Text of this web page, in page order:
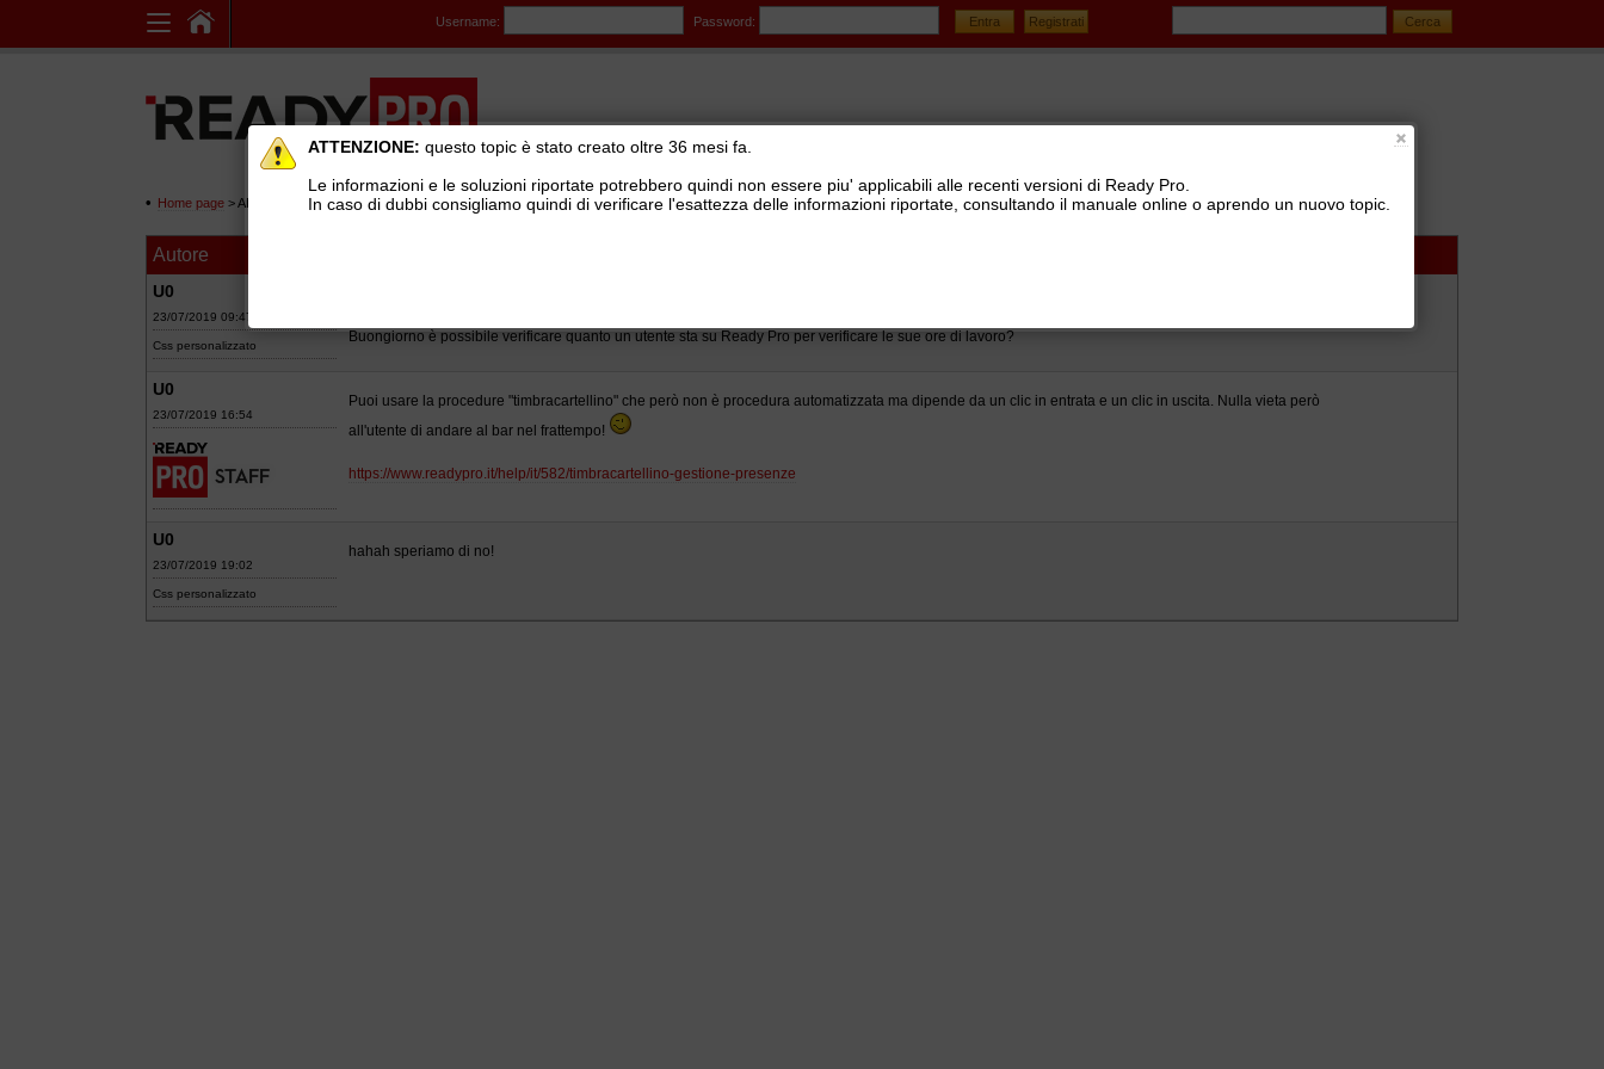
Username: Password:
Home page > AREE DI SUPPORTO TECNICO GRATUITO>Gestionale Ready Pro>Installazione e configurazione Ready Pro
Autore
U0
23/07/2019 09:47
Css personalizzato
Buongiorno è possibile verificare quanto un utente sta su Ready Pro per verificare le sue ore di lavoro?
U0
23/07/2019 16:54
Puoi usare la procedure "timbracartellino" che però non è procedura automatizzata ma dipende da un clic in entrata e un clic in uscita. Nulla vieta però
all'utente di andare al bar nel frattempo!
https://www.readypro.it/help/it/582/timbracartellino-gestione-presenze
U0
23/07/2019 19:02
Css personalizzato
hahah speriamo di no!
ATTENZIONE: questo topic è stato creato oltre 36 mesi fa.
Le informazioni e le soluzioni riportate potrebbero quindi non essere piu' applicabili alle recenti versioni di Ready Pro.
In caso di dubbi consigliamo quindi di verificare l'esattezza delle informazioni riportate, consultando il manuale online o aprendo un nuovo topic.